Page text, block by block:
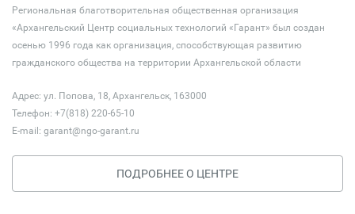
Региональная благотворительная общественная организация
«Архангельский Центр социальных технологий «Гарант» был создан
осенью 1996 года как организация, способствующая развитию
гражданского общества на территории Архангельской области
Адрес: ул. Попова, 18, Архангельск, 163000
Телефон: +7(818) 220-65-10
E-mail: garant@ngo-garant.ru
ПОДРОБНЕЕ О ЦЕНТРЕ